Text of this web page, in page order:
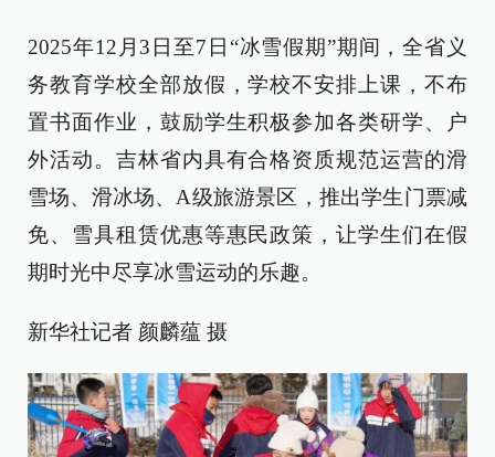
2025年12月3日至7日“冰雪假期”期间，全省义
务教育学校全部放假，学校不安排上课，不布
置书面作业，鼓励学生积极参加各类研学、户
外活动。吉林省内具有合格资质规范运营的滑
雪场、滑冰场、A级旅游景区，推出学生门票减
免、雪具租赁优惠等惠民政策，让学生们在假
期时光中尽享冰雪运动的乐趣。
新华社记者 颜麟蕴 摄